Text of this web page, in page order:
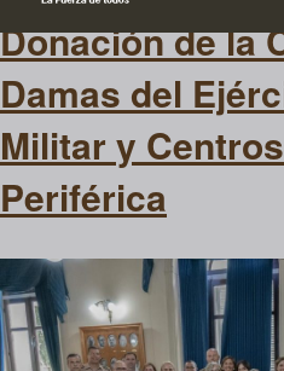
Donación de la
Damas del
Militar y
Periférica